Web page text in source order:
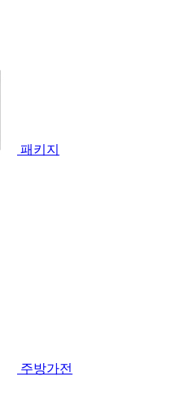
패키지
주방가전